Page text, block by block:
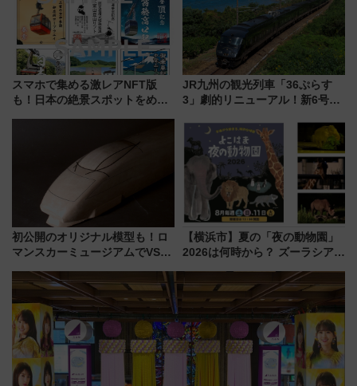
スマホで集める激レアNFT版
も！日本の絶景スポットをめぐ
JR九州の観光列車「36ぷらす
3」劇的リニューアル！新6号車
別 “プレミアムランチ”導入･ル
ートや価格など解説
初公開のオリジナル模型も！ロ
マンスカーミュージアムでVSE
15日スタート
【横浜市】夏の「夜の動物園」
2026は何時から？ ズーラシア・
見どころ、限定イベントを徹底
解説！